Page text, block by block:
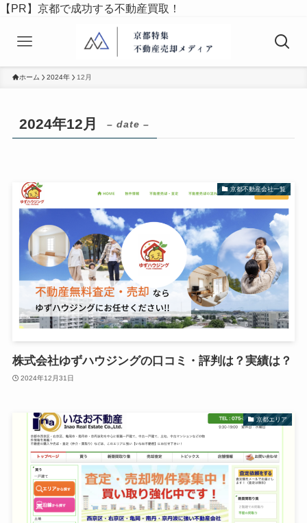
【PR】京都で成功する不動産買取！
ホーム 2024年 12月
2024年12月 – date –
京都不動産会社一覧
株式会社ゆずハウジング​​の口コミ・評判は？実績は？
2024年12月31日
京都エリア